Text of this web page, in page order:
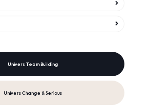
Univers Team Building
Univers Change & Serious